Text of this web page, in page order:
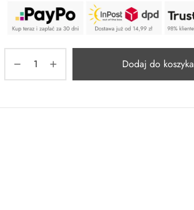
Dodaj do koszyka